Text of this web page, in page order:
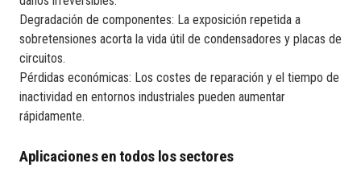
Degradación de componentes: La exposición repetida a
sobretensiones acorta la vida útil de condensadores y placas de
circuitos.
Pérdidas económicas: Los costes de reparación y el tiempo de
inactividad en entornos industriales pueden aumentar
rápidamente.
Aplicaciones en todos los sectores